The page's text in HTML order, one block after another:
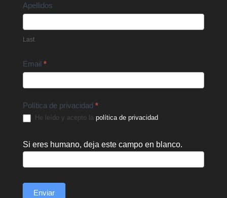
Apellidos
Last
Email *
Política de privacidad *
He leído y acepto la política de privacidad.
Si eres humano, deja este campo en blanco.
Enviar